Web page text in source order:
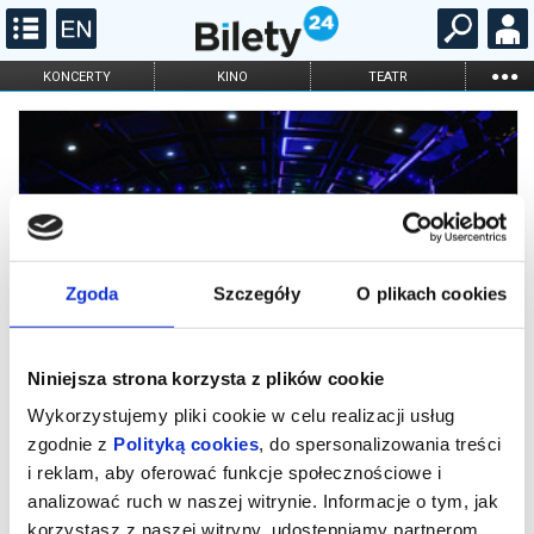
Zgoda Szczegóły O plikach cookies
Niniejsza strona korzysta z plików cookie
Wykorzystujemy pliki cookie w celu realizacji usług
zgodnie z Polityką cookies, do spersonalizowania treści
i reklam, aby oferować funkcje społecznościowe i
analizować ruch w naszej witrynie. Informacje o tym, jak
korzystasz z naszej witryny, udostępniamy partnerom
KONCERTY KINO TEATR ...
FILHARMONIA OPERA I BALET
DLA DZIECI
KARNETY
Potańcówka w Centrali